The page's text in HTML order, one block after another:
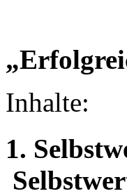
Inhalte:
1.